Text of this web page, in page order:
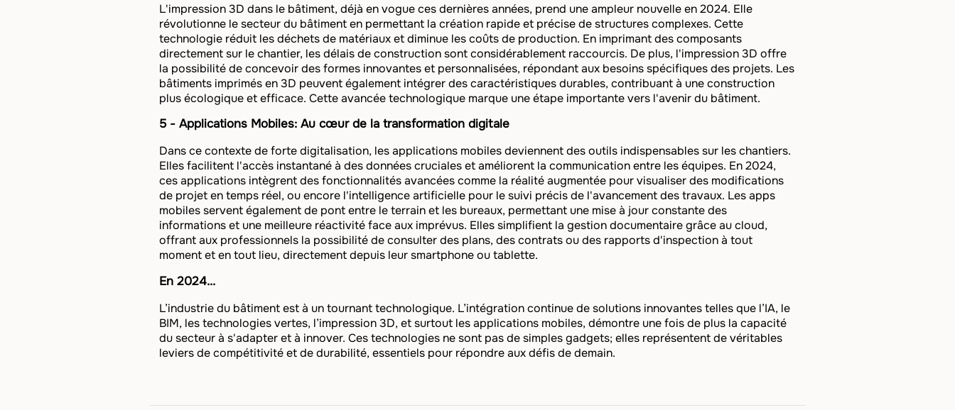
L'impression 3D dans le bâtiment, déjà en vogue ces dernières années, prend une ampleur nouvelle en 2024. Elle
révolutionne le secteur du bâtiment en permettant la création rapide et précise de structures complexes. Cette
technologie réduit les déchets de matériaux et diminue les coûts de production. En imprimant des composants
directement sur le chantier, les délais de construction sont considérablement raccourcis. De plus, l'impression 3D offre
la possibilité de concevoir des formes innovantes et personnalisées, répondant aux besoins spécifiques des projets. Les
bâtiments imprimés en 3D peuvent également intégrer des caractéristiques durables, contribuant à une construction
plus écologique et efficace. Cette avancée technologique marque une étape importante vers l'avenir du bâtiment.
5 - Applications Mobiles: Au cœur de la transformation digitale
Dans ce contexte de forte digitalisation, les applications mobiles deviennent des outils indispensables sur les chantiers.
Elles facilitent l'accès instantané à des données cruciales et améliorent la communication entre les équipes. En 2024,
ces applications intègrent des fonctionnalités avancées comme la réalité augmentée pour visualiser des modifications
de projet en temps réel, ou encore l'intelligence artificielle pour le suivi précis de l'avancement des travaux. Les apps
mobiles servent également de pont entre le terrain et les bureaux, permettant une mise à jour constante des
informations et une meilleure réactivité face aux imprévus. Elles simplifient la gestion documentaire grâce au cloud,
offrant aux professionnels la possibilité de consulter des plans, des contrats ou des rapports d'inspection à tout
moment et en tout lieu, directement depuis leur smartphone ou tablette.
En 2024...
L’industrie du bâtiment est à un tournant technologique. L’intégration continue de solutions innovantes telles que l’IA, le
BIM, les technologies vertes, l’impression 3D, et surtout les applications mobiles, démontre une fois de plus la capacité
du secteur à s'adapter et à innover. Ces technologies ne sont pas de simples gadgets; elles représentent de véritables
leviers de compétitivité et de durabilité, essentiels pour répondre aux défis de demain.